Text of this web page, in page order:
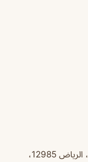
الشارع سدير، حي، الزهرة، الرياض 12985،